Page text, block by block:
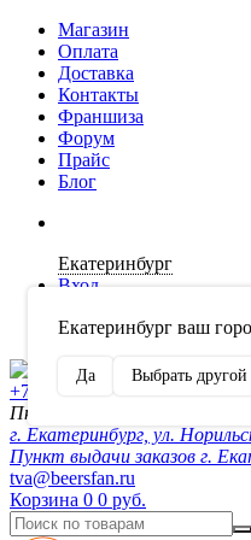
Магазин
Оплата
Доставка
Контакты
Франшиза
Форум
Прайс
Блог
Екатеринбург
Екатеринбург ваш
Да Выбрать другой
Вход
Регистрация
+7 (902) 872-54-70
Пн-Пт 10:00-20:00, сб-вск
г. Екатеринбург, ул.
Пункт выдачи заказов г.
tva@beersfan.ru
Корзина 0 0 руб.